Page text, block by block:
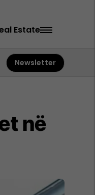
Estate
Newsletter
në